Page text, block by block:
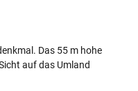
Das 55 m hohe
auf das Umland